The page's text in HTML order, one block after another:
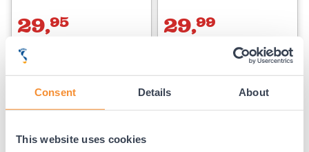
Consent Details About
This website uses cookies
29,95 29,99
binnen 1-3 werkdagen bezorgd.